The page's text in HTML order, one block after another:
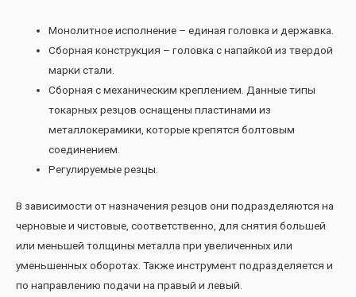
Монолитное исполнение – единая головка и державка.
Сборная конструкция – головка с напайкой из твердой
марки стали.
Сборная с механическим креплением. Данные типы
токарных резцов оснащены пластинами из
металлокерамики, которые крепятся болтовым
соединением.
Регулируемые резцы.
В зависимости от назначения резцов они подразделяются на
черновые и чистовые, соответственно, для снятия большей
или меньшей толщины металла при увеличенных или
уменьшенных оборотах. Также инструмент подразделяется и
по направлению подачи на правый и левый.